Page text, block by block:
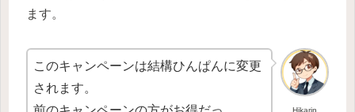
ます。
Hikarin
このキャンペーンは結構ひんぱんに変更
されます。